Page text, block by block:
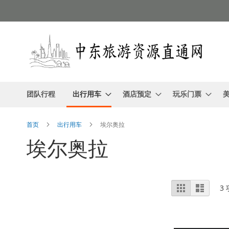
到
团队行程 出行用车 酒店预定 玩乐门票
首页 出行用车 埃尔奥拉
埃尔奥拉
视
图
网
格
列
表
3